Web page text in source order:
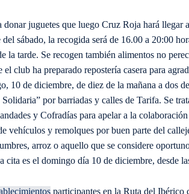
donar juguetes que luego Cruz Roja hará
sábado, la recogida será de 16.00 a 20:00
la tarde. Se recogen también alimentos no
club ha preparado repostería casera para
10 de diciembre, de diez de la mañana a dos
por barriadas y calles de Tarifa. Se
y Cofradías para apelar a la
vehículos y remolques por buen parte del
arroz o aquello que se considere
cita es el domingo día 10 de diciembre, desde
participantes en la Ruta del Ibérico